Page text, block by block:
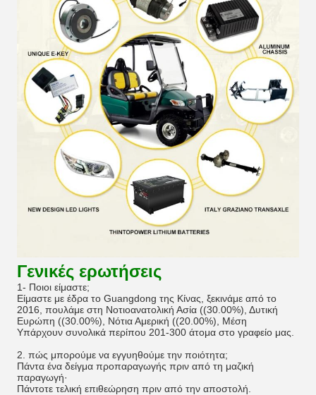
Γενικές ερωτήσεις
1- Ποιοι είμαστε;
Είμαστε με έδρα το Guangdong της Κίνας, ξεκινάμε από το
2016, πουλάμε στη Νοτιοανατολική Ασία ((30.00%), Δυτική
Ευρώπη ((30.00%), Νότια Αμερική ((20.00%), Μέση
Υπάρχουν συνολικά περίπου 201-300 άτομα στο γραφείο μας.
2. πώς μπορούμε να εγγυηθούμε την ποιότητα;
Πάντα ένα δείγμα προπαραγωγής πριν από τη μαζική
παραγωγή·
Πάντοτε τελική επιθεώρηση πριν από την αποστολή.